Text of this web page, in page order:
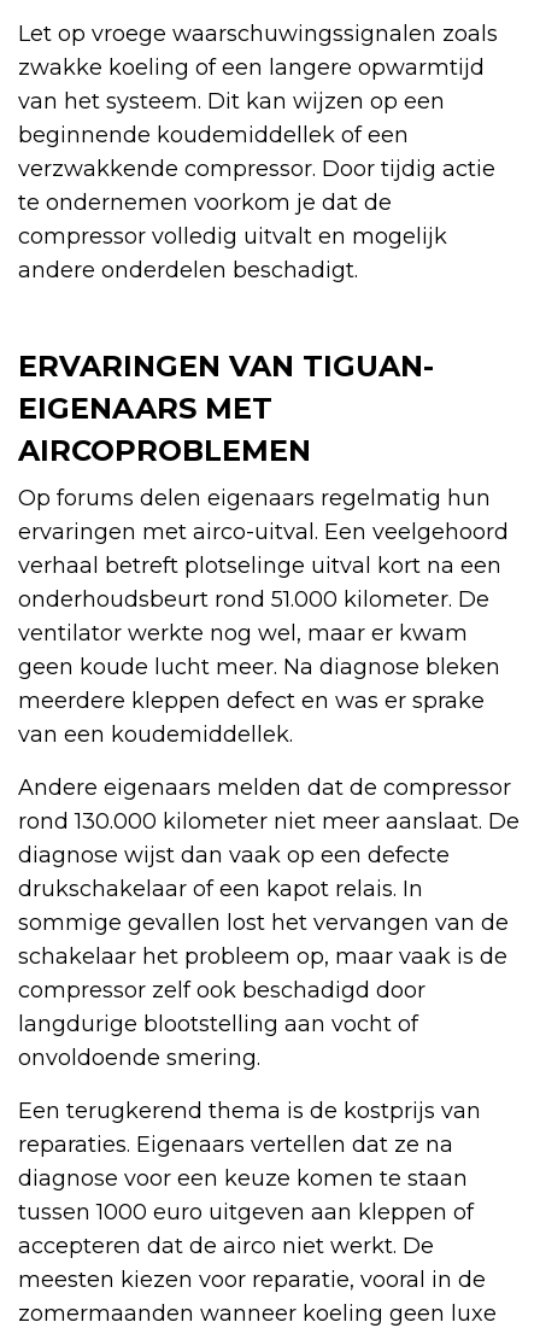
Let op vroege waarschuwingssignalen zoals
zwakke koeling of een langere opwarmtijd
van het systeem. Dit kan wijzen op een
beginnende koudemiddellek of een
verzwakkende compressor. Door tijdig actie
te ondernemen voorkom je dat de
compressor volledig uitvalt en mogelijk
andere onderdelen beschadigt.
ERVARINGEN VAN TIGUAN-
EIGENAARS MET
AIRCOPROBLEMEN
Op forums delen eigenaars regelmatig hun
ervaringen met airco-uitval. Een veelgehoord
verhaal betreft plotselinge uitval kort na een
onderhoudsbeurt rond 51.000 kilometer. De
ventilator werkte nog wel, maar er kwam
geen koude lucht meer. Na diagnose bleken
meerdere kleppen defect en was er sprake
van een koudemiddellek.
Andere eigenaars melden dat de compressor
rond 130.000 kilometer niet meer aanslaat. De
diagnose wijst dan vaak op een defecte
drukschakelaar of een kapot relais. In
sommige gevallen lost het vervangen van de
schakelaar het probleem op, maar vaak is de
compressor zelf ook beschadigd door
langdurige blootstelling aan vocht of
onvoldoende smering.
Een terugkerend thema is de kostprijs van
reparaties. Eigenaars vertellen dat ze na
diagnose voor een keuze komen te staan
tussen 1000 euro uitgeven aan kleppen of
accepteren dat de airco niet werkt. De
meesten kiezen voor reparatie, vooral in de
zomermaanden wanneer koeling geen luxe